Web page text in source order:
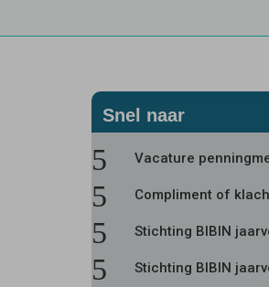
Snel naar
5 Vacature
5 Compliment of
5 Stichting BIBIN
5 Stichting BIBIN